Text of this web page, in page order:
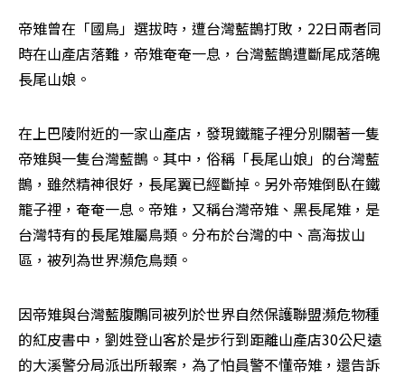
帝雉曾在「國鳥」選拔時，遭台灣藍鵲打敗，22日兩者同
時在山產店落難，帝雉奄奄一息，台灣藍鵲遭斷尾成落魄
長尾山娘。
在上巴陵附近的一家山產店，發現鐵籠子裡分別關著一隻
帝雉與一隻台灣藍鵲。其中，俗稱「長尾山娘」的台灣藍
鵲，雖然精神很好，長尾翼已經斷掉。另外帝雉倒臥在鐵
籠子裡，奄奄一息。帝雉，又稱台灣帝雉、黑長尾雉，是
台灣特有的長尾雉屬鳥類。分布於台灣的中、高海拔山
區，被列為世界瀕危鳥類。
因帝雉與台灣藍腹鷴同被列於世界自然保護聯盟瀕危物種
的紅皮書中，劉姓登山客於是步行到距離山產店30公尺遠
的大溪警分局派出所報案，為了怕員警不懂帝雉，還告訴